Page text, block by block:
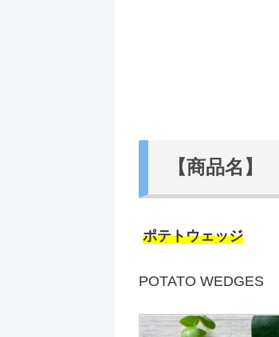
【商品名】
ポテトウェッジ
POTATO WEDGES